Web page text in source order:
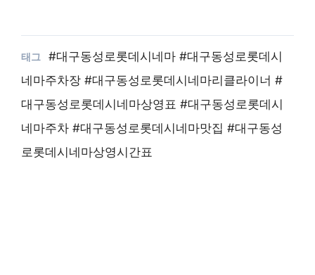
#대구동성로롯데시네마 #대구동성로롯데시
네마주차장 #대구동성로롯데시네마리클라이너 #
대구동성로롯데시네마상영표 #대구동성로롯데시
네마주차 #대구동성로롯데시네마맛집 #대구동성
로롯데시네마상영시간표